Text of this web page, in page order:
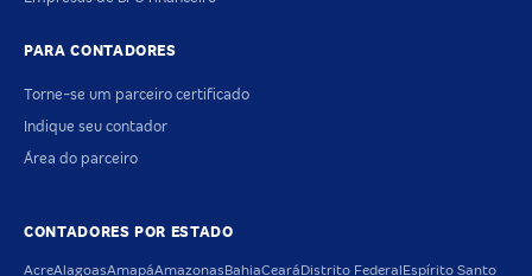
PARA CONTADORES
Torne-se um parceiro certificado
Indique seu contador
Área do parceiro
CONTADORES POR ESTADO
AcreAlagoasAmapáAmazonas BahiaCeará Distrito Federal Espírito Santo